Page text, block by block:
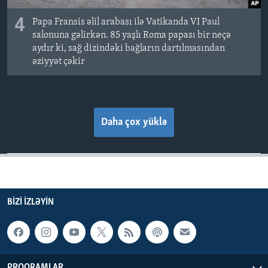
4
Papa Fransis əlil arabası ilə Vatikanda VI Paul
salonuna gəlirkən. 85 yaşlı Roma papası bir neçə
aydır ki, sağ dizindəki bağların dartılmasından
əziyyət çəkir
Daha çox yüklə
BIZI IZLƏYIN